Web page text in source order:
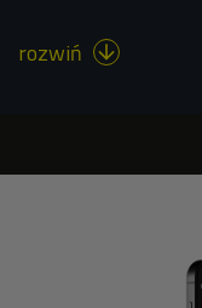
rozwiń 